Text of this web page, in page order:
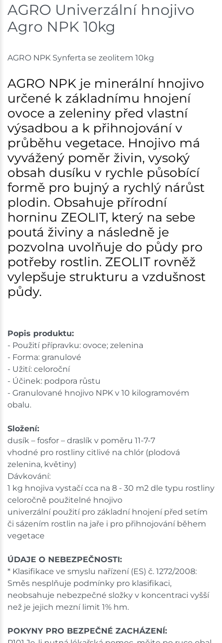
Havlíčkův Brod
Skladem na prodejně - doručení do 7 dnů
8 ks
Skuteč
Skladem na prodejně - doručení do 7 dnů
7 ks
Skladové množství na prodejnách je pouze orientační.
Ceny na prodejnách se mohou lišit od cen na e-
shopu.
AGRO Univerzální hnojivo
Agro NPK 10kg
AGRO NPK Synferta se zeolitem 10kg
AGRO NPK je minerální hnojivo
určené k základnímu hnojení
ovoce a zeleniny před vlastní
výsadbou a k přihnojování v
průběhu vegetace. Hnojivo má
vyvážený poměr živin, vysoký
obsah dusíku v rychle působící
formě pro bujný a rychlý nárůst
plodin. Obsahuje přírodní
horninu ZEOLIT, který na sebe
poutá živiny a následně je
pozvolna uvolňuje do půdy pro
potřeby rostlin. ZEOLIT rovněž
vylepšuje strukturu a vzdušnost
půdy.
Popis produktu:
- Použití přípravku: ovoce; zelenina
- Forma: granulové
- Užití: celoroční
- Účinek: podpora růstu
- Granulované hnojivo NPK v 10 kilogramovém
obalu.
Složení:
dusík – fosfor – draslík v poměru 11-7-7
vhodné pro rostliny citlivé na chlór (plodová
zelenina, květiny)
Dávkování:
1 kg hnojiva vystačí cca na 8 - 30 m2 dle typu rostliny
celoročně použitelné hnojivo
univerzální použití pro základní hnojení před setím
či sázením rostlin na jaře i pro přihnojování během
vegetace
ÚDAJE O NEBEZPEČNOSTI:
* Klasifikace ve smyslu nařízení (ES) č. 1272/2008:
Směs nesplňuje podmínky pro klasifikaci,
neobsahuje nebezpečné složky v koncentraci vyšší
než je jejich mezní limit 1% hm.
POKYNY PRO BEZPEČNÉ ZACHÁZENÍ: